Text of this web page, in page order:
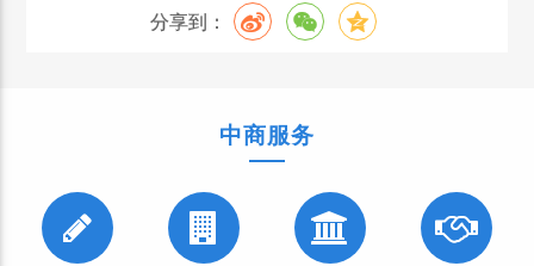
分享到：
中商服务